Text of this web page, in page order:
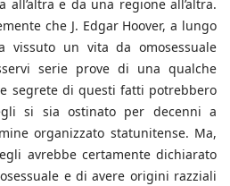
all’altra e da una regione all’altra.
che J. Edgar Hoover, a lungo
vissuto un vita da omosessuale
serie prove di una qualche
segrete di questi fatti potrebbero
si sia ostinato per decenni a
organizzato statunitense. Ma,
avrebbe certamente dichiarato
e di avere origini razziali